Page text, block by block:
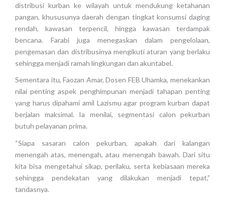
distribusi kurban ke wilayah untuk mendukung ketahanan
pangan, khususunya daerah dengan tingkat konsumsi daging
rendah, kawasan terpencil, hingga kawasan terdampak
bencana. Farabi juga menegaskan dalam pengelolaan,
pengemasan dan distribusinya mengikuti aturan yang berlaku
sehingga menjadi ramah lingkungan dan akuntabel.
Sementara itu, Faozan Amar, Dosen FEB Uhamka, menekankan
nilai penting aspek penghimpunan menjadi tahapan penting
yang harus dipahami amil Lazismu agar program kurban dapat
berjalan maksimal. Ia menilai, segmentasi calon pekurban
butuh pelayanan prima.
“Siapa sasaran calon pekurban, apakah dari kalangan
menengah atas, menengah, atau menengah bawah. Dari situ
kita bisa mengetahui sikap, perilaku, serta kebiasaan mereka
sehingga pendekatan yang dilakukan menjadi tepat,”
tandasnya.